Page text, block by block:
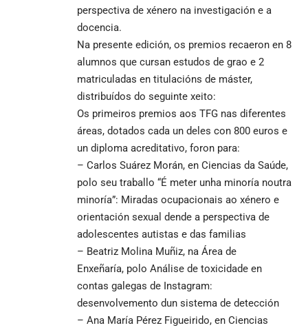
perspectiva de xénero na investigación e a
docencia.
Na presente edición, os premios recaeron en 8
alumnos que cursan estudos de grao e 2
matriculadas en titulacións de máster,
distribuídos do seguinte xeito:
Os primeiros premios aos TFG nas diferentes
áreas, dotados cada un deles con 800 euros e
un diploma acreditativo, foron para:
– Carlos Suárez Morán, en Ciencias da Saúde,
polo seu traballo “É meter unha minoría noutra
minoría”: Miradas ocupacionais ao xénero e
orientación sexual dende a perspectiva de
adolescentes autistas e das familias
– Beatriz Molina Muñiz, na Área de
Enxeñaría, polo Análise de toxicidade en
contas galegas de Instagram:
desenvolvemento dun sistema de detección
– Ana María Pérez Figueirido, en Ciencias